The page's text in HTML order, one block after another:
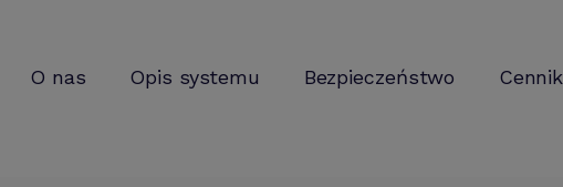
O nas Opis systemu Bezpieczeństwo Cennik